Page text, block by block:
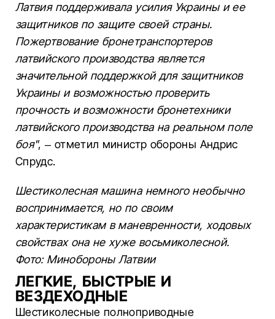
Латвия поддерживала усилия Украины и ее
защитников по защите своей страны.
Пожертвование бронетранспортеров
латвийского производства является
значительной поддержкой для защитников
Украины и возможностью проверить
прочность и возможности бронетехники
латвийского производства на реальном поле
боя", – отметил министр обороны Андрис
Спрудс.
Шестиколесная машина немного необычно
воспринимается, но по своим
характеристикам в маневренности, ходовых
свойствах она не хуже восьмиколесной.
Фото: Минобороны Латвии
ЛЕГКИЕ, БЫСТРЫЕ И
ВЕЗДЕХОДНЫЕ
Шестиколесные полноприводные